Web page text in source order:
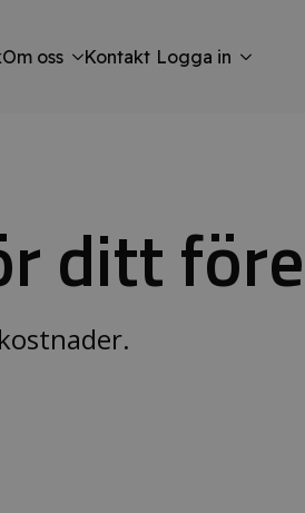
Om oss Kontakt Logga in
ditt